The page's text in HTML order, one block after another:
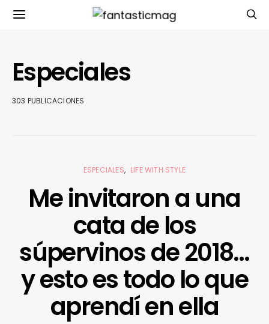
Especiales
303 PUBLICACIONES
ESPECIALES LIFE WITH STYLE
Me invitaron a una
cata de los
súpervinos de 2018…
y esto es todo lo que
aprendí en ella